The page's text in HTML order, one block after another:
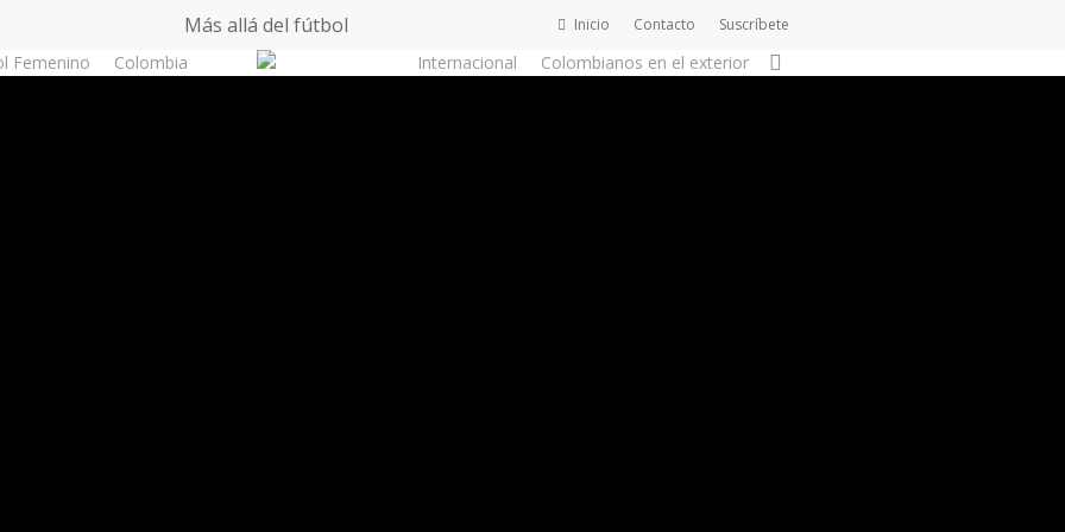
Más allá del fútbol Inicio Contacto Suscríbete
Femenino Colombia Internacional Colombianos en el exterior